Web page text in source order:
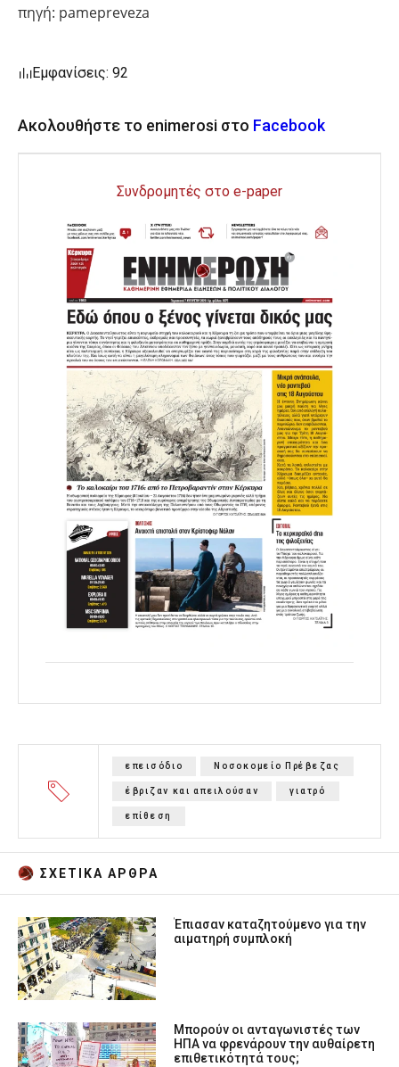
πηγή: pamepreveza
Εμφανίσεις: 92
Ακολουθήστε το enimerosi στο Facebook
Συνδρομητές στο e-paper
επεισόδιο Νοσοκομείο Πρέβεζας
έβριζαν και απειλούσαν γιατρό
επίθεση
ΣΧΕΤΙΚA AΡΘΡΑ
Έπιασαν καταζητούμενο για την
αιματηρή συμπλοκή
Μπορούν οι ανταγωνιστές των
ΗΠΑ να φρενάρουν την αυθαίρετη
επιθετικότητά τους;